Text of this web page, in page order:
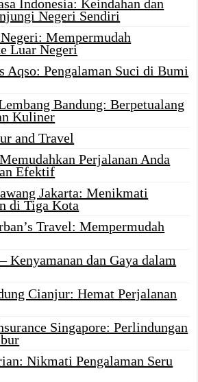
Indonesia: Keindahan dan
Negeri Sendiri
Mempermudah
Luar Negeri
Aqso: Pengalaman Suci di Bumi
Bandung: Berpetualang
Kuliner
and Travel
Perjalanan Anda
Efektif
Jakarta: Menikmati
di Tiga Kota
Travel: Mempermudah
Kenyamanan dan Gaya dalam
Cianjur: Hemat Perjalanan
Singapore: Perlindungan
Nikmati Pengalaman Seru